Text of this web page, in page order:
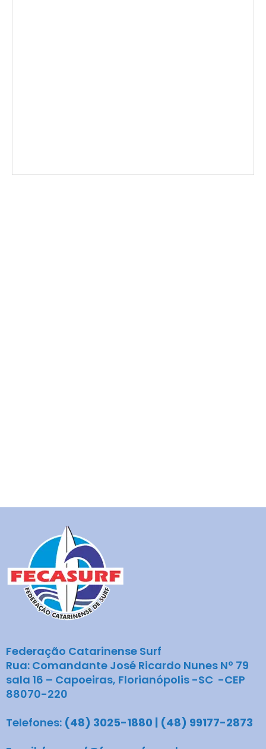
Federação Catarinense Surf
Rua: Comandante José Ricardo Nunes Nº 79
sala 16 – Capoeiras, Florianópolis -SC -CEP
88070-220
Telefones: (48) 3025-1880 | (48) 99177-2873